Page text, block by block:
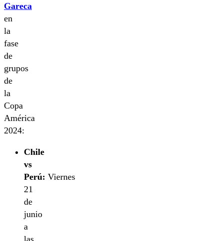
Gareca
en
la
fase
de
grupos
de
la
Copa
América
2024:
Chile
vs
Perú: Viernes
21
de
junio
a
las